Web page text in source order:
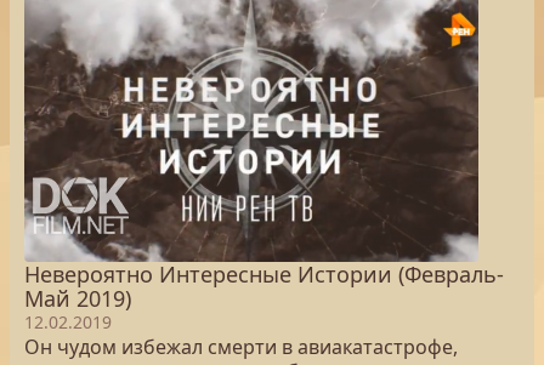
Невероятно Интересные Истории (Февраль-
Май 2019)
12.02.2019
Он чудом избежал смерти в авиакатастрофе,